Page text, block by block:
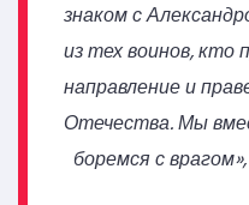
знаком с
из тех воинов, кто
направление и
Отечества. Мы
боремся с врагом»,